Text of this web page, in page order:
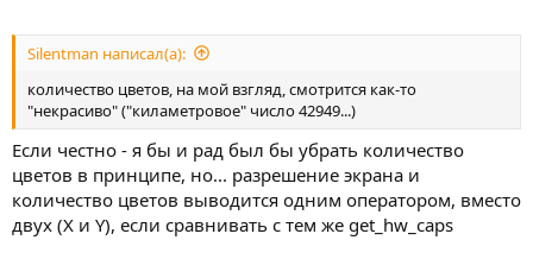
Silentman написал(а):
количество цветов, на мой взгляд, смотрится как-то
"некрасиво" ("киламетровое" число 42949...)
Если честно - я бы и рад был бы убрать количество
цветов в принципе, но... разрешение экрана и
количество цветов выводится одним оператором, вместо
двух (X и Y), если сравнивать с тем же get_hw_caps